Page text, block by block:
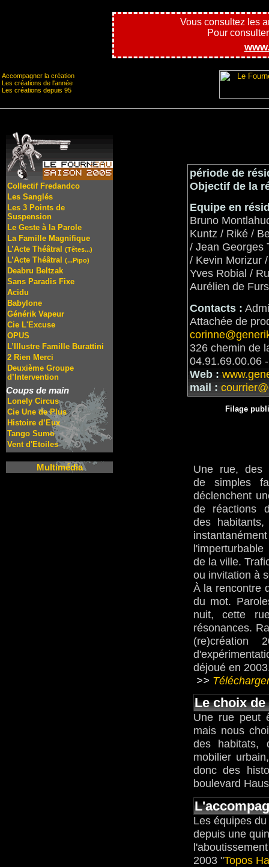
Vous consultez les
Pour
Accompagner la création
Les créations de l'année
Les créations depuis 95
Collectif Fredandco
Les Sanglés
Les 3 Points de
Suspension
Le Geste à la Parole
La Famille Magnifique
L’Acte Théâtral (Têtes...)
L’Acte Théâtral (...Pipo)
Deabru Beltzak
Sans Paradis Fixe
Acidu
Babylone
Générik Vapeur
Cie L'Excuse
OPUS
L’Illustre Famille Burattini
2 Rien Merci
Deuxième Groupe
d’Intervention
Coups de main
Lonely Circus
Cie Une de Plus
Histoire d’Eux
Tango Sumo
Vent d'Etoiles
Multimédia
période de
Objectif de la
Equipe en
Bruno
Kuntz / Riké /
/ Jean Georges
/ Kevin Morizur
Yves Robial /
Aurélien de
Contacts :
Attachée de
326 chemin de
04.91.69.00.06
Web :
mail :
Filage
Une rue, des
de simples
déclenchent
de réactions
des habitants,
l'imperturbable
de la ville.
ou invitation à
À la rencontre
du mot.
nuit, cette
résonances.
(re)création
déjoué en
>>
Le choix de
Une rue peut
mais nous
des habitats,
mobilier
donc des
boulevard
Les équipes
depuis une
2003 "Topos